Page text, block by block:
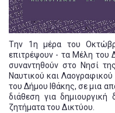
Tην 1η μέρα του
επιτρέψουν - τα Μέλη του
συναντηθούν στο Νησί
Ναυτικού και
του Δήμου Ιθάκης, σε μια
διάθεση για
ζητήματα του Δικτύου.